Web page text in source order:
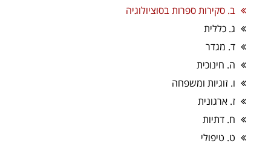
ב. סקירות ספרות בסוציולוגיה
ג. כללית
ד. מגדר
ה. חינוכית
ו. זוגיות ומשפחה
ז. ארגונית
ח. דתיות
ט. טיפולי